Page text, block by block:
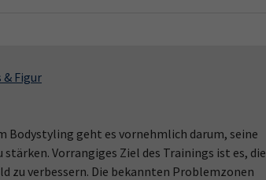
& Figur
Bodystyling geht es vornehmlich darum, seine
stärken. Vorrangiges Ziel des Trainings ist es, die
zu verbessern. Die bekannten Problemzonen